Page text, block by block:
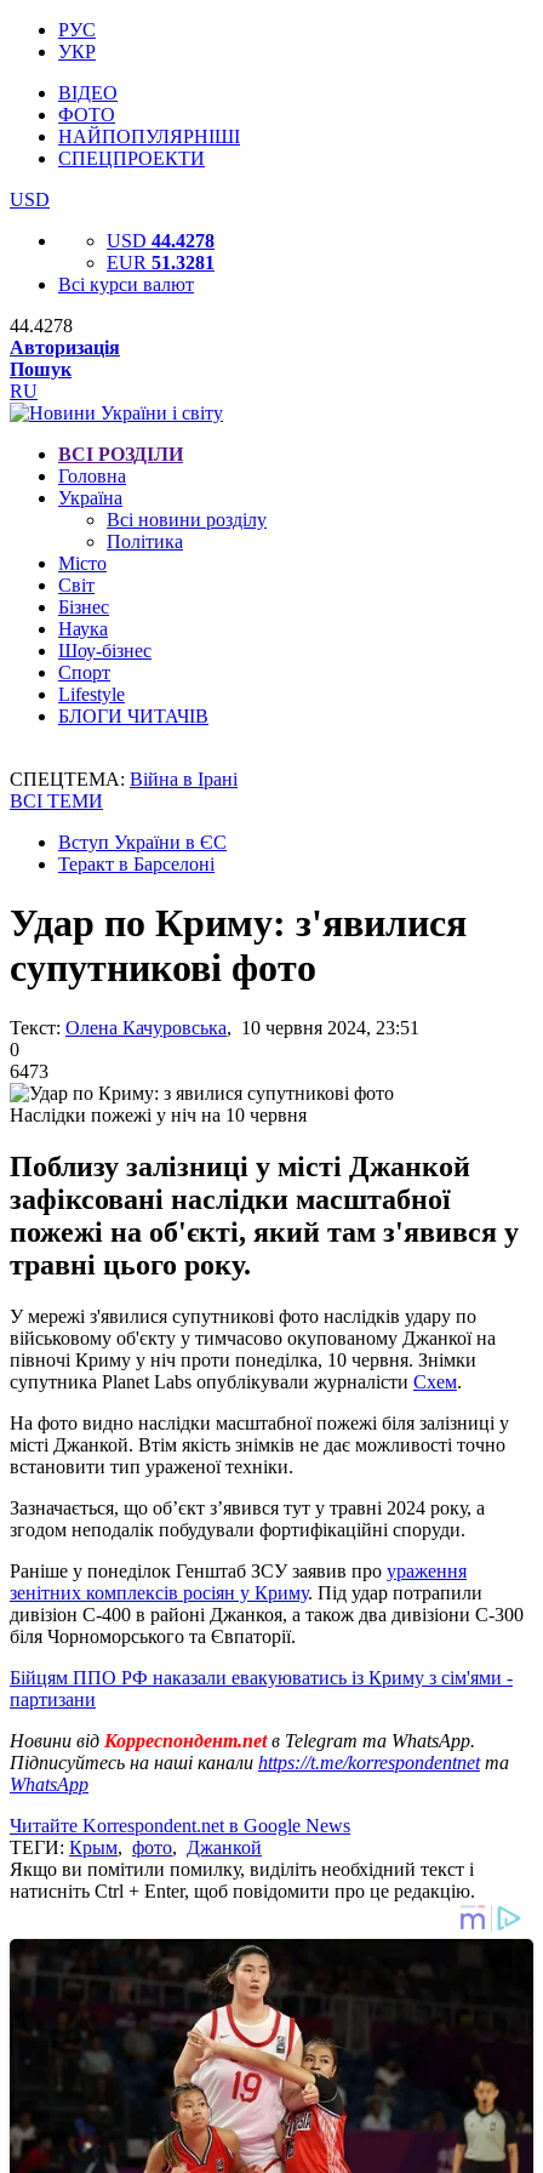
РУС
УКР
ВІДЕО
ФОТО
НАЙПОПУЛЯРНІШІ
СПЕЦПРОЕКТИ
USD
USD 44.4278
EUR 51.3281
Всі курси валют
44.4278
Авторизація
Пошук
RU
ВСІ РОЗДІЛИ
Головна
Україна
Всі новини розділу
Політика
Місто
Світ
Бізнес
Наука
Шоу-бізнес
Спорт
Lifestyle
БЛОГИ ЧИТАЧІВ
СПЕЦТЕМА: Війна в Ірані
ВСІ ТЕМИ
Вступ України в ЄС
Теракт в Барселоні
Удар по Криму: з'явилися
супутникові фото
Текст: Олена Качуровська, 10 червня 2024, 23:51
0
6473
Наслідки пожежі у ніч на 10 червня
Поблизу залізниці у місті Джанкой
зафіксовані наслідки масштабної
пожежі на об'єкті, який там з'явився у
травні цього року.
У мережі з'явилися супутникові фото наслідків удару по
військовому об'єкту у тимчасово окупованому Джанкої на
півночі Криму у ніч проти понеділка, 10 червня. Знімки
супутника Planet Labs опублікували журналісти Схем.
На фото видно наслідки масштабної пожежі біля залізниці у
місті Джанкой. Втім якість знімків не дає можливості точно
встановити тип ураженої техніки.
Зазначається, що об’єкт з’явився тут у травні 2024 року, а
згодом неподалік побудували фортифікаційні споруди.
Раніше у понеділок Генштаб ЗСУ заявив про ураження
зенітних комплексів росіян у Криму. Під удар потрапили
дивізіон С-400 в районі Джанкоя, а також два дивізіони С-300
біля Чорноморського та Євпаторії.
Бійцям ППО РФ наказали евакуюватись із Криму з сім'ями -
партизани
Новини від Корреспондент.netв Telegram та WhatsApp.
Підписуйтесь на наші канали https://t.me/korrespondentnetта
WhatsApp
Читайте Korrespondent.net в Google News
ТЕГИ: Крым, фото, Джанкой
Якщо ви помітили помилку, виділіть необхідний текст і
натисніть Ctrl + Enter, щоб повідомити про це редакцію.